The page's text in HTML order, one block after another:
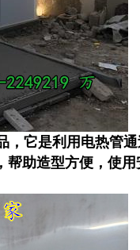
它是利用电热管
助造型方便，使